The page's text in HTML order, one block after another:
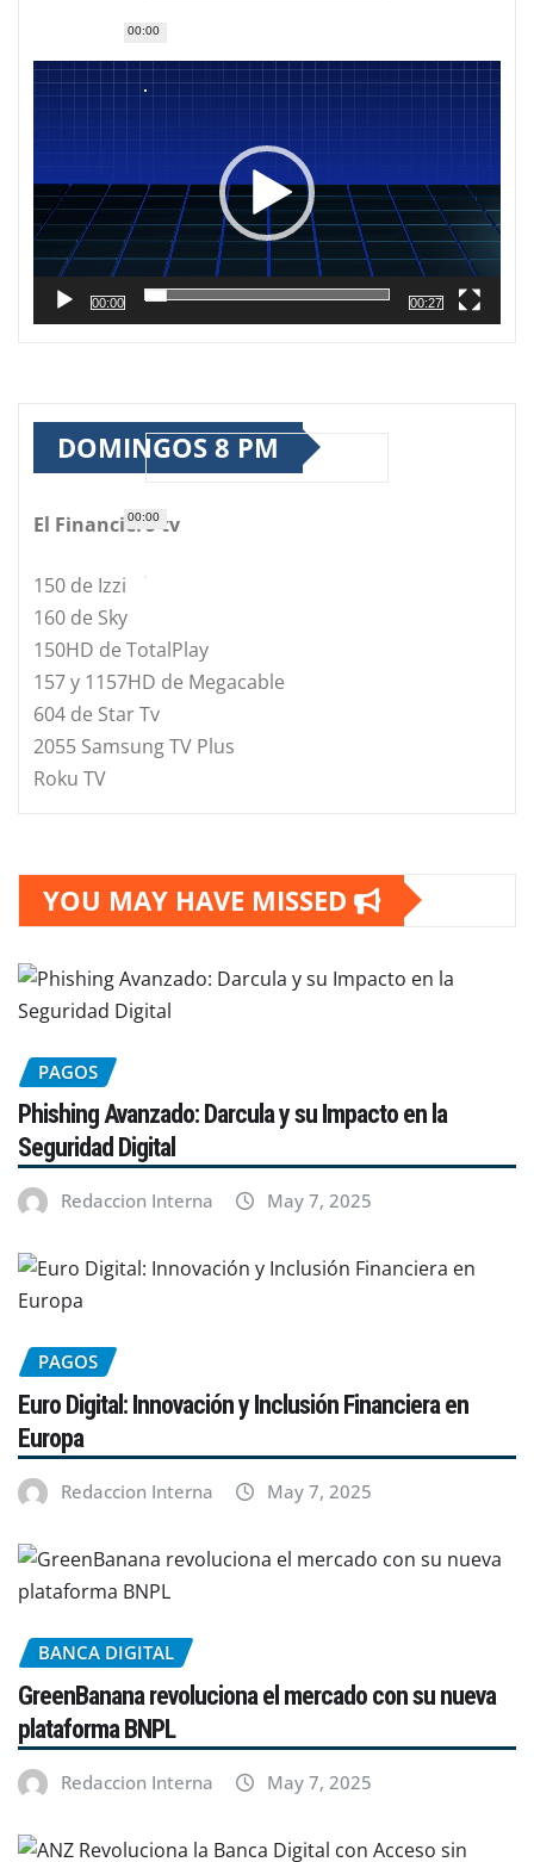
00:00
Reproductor
de
00:00
00:00
00:27
DOMINGOS 8 PM
El Financiero tv
150 de Izzi
160 de Sky
150HD de TotalPlay
157 y 1157HD de Megacable
604 de Star Tv
2055 Samsung TV Plus
Roku TV
YOU MAY HAVE MISSED
PAGOS
Phishing Avanzado: Darcula y su Impacto en la
Seguridad Digital
Redaccion Interna May 7, 2025
PAGOS
Euro Digital: Innovación y Inclusión Financiera en
Europa
Redaccion Interna May 7, 2025
BANCA DIGITAL
GreenBanana revoluciona el mercado con su nueva
plataforma BNPL
Redaccion Interna May 7, 2025